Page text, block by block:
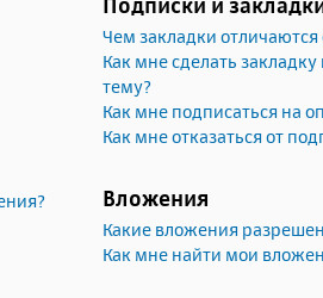
Чем закладки отличаются
Как мне сделать
тему?
Как мне подписаться на
Как мне отказаться от
Вложения
Какие вложения
Как мне найти мои